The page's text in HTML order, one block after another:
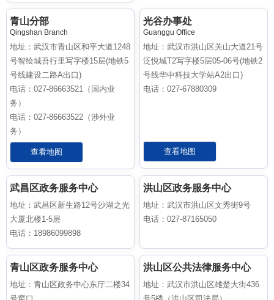
青山分部
Qingshan Branch
地址：武汉市青山区和平大道1248
号智绘城吾行里写字楼15层(地铁5
号线建设二路A出口)
电话：027-86663521（国内业
务）
电话：027-86663522（涉外业
务）
查看地图
光谷办事处
Guanggu Office
地址：武汉市洪山区关山大道21号
泛悦城T2写字楼5层05-06号(地铁2
号线华中科技大学站A2出口)
电话：027-67880309
查看地图
武昌区政务服务中心
地址：武昌区新生路12号沙湖之光
大厦北楼1-5层
电话：18986099898
洪山区政务服务中心
地址：武汉市洪山区文秀街9号
电话：027-87165050
青山区政务服务中心
地址：青山区政务中心东厅二楼34
洪山区公共法律服务中心
地址：武汉市洪山区雄楚大街436